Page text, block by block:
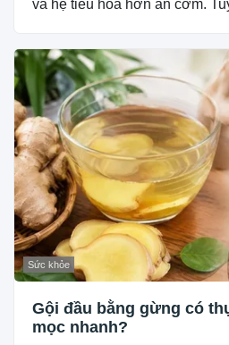
và hệ tiêu hóa hơn ăn cơm.
Sức khỏe
Gội đầu bằng gừng có
mọc nhanh?